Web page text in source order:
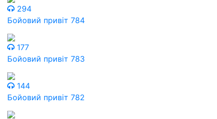
294
Бойовий привіт 784
177
Бойовий привіт 783
144
Бойовий привіт 782